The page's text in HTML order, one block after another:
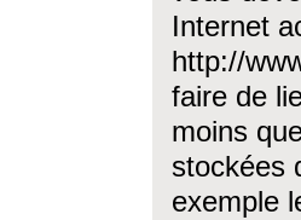
Internet
http://
faire de
moins
stockées
exemple